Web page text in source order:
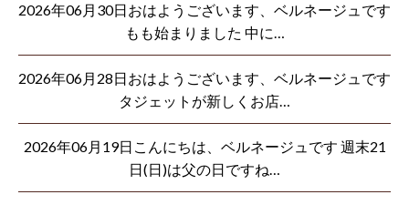
2026年06月30日おはようございます、ベルネージュです
もも始まりました 中に…
2026年06月28日おはようございます、ベルネージュです
タジェットが新しくお店…
2026年06月19日こんにちは、ベルネージュです 週末21
日(日)は父の日ですね…